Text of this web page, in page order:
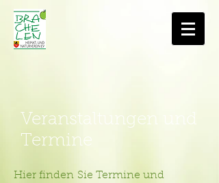
Veranstaltungen und
Termine
Hier finden Sie Termine und